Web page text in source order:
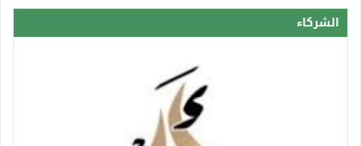
الشركاء